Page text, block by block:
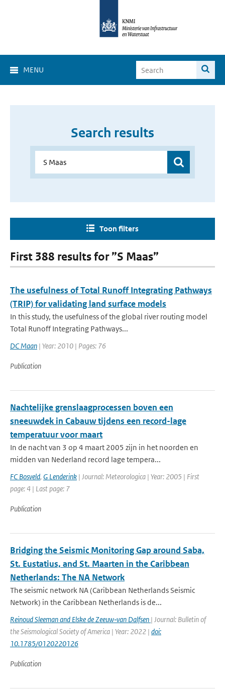
MENU
Search results
Toon filters
First 388 results for ”S Maas”
The usefulness of Total Runoff Integrating Pathways
(TRIP) for validating land surface models
In this study, the usefulness of the global river routing model
Total Runoff Integrating Pathways...
DC Maan | Year: 2010 | Pages: 76
Publication
Nachtelijke grenslaagprocessen boven een
sneeuwdek in Cabauw tijdens een record-lage
temperatuur voor maart
In de nacht van 3 op 4 maart 2005 zijn in het noorden en
midden van Nederland record lage tempera...
FC Bosveld, G Lenderink | Journal: Meteorologica | Year: 2005 | First
page: 4 | Last page: 7
Publication
Bridging the Seismic Monitoring Gap around Saba,
St. Eustatius, and St. Maarten in the Caribbean
Netherlands: The NA Network
The seismic network NA (Caribbean Netherlands Seismic
Network) in the Caribbean Netherlands is de...
Reinoud Sleeman and Elske de Zeeuw‐van Dalfsen | Journal: Bulletin of
the Seismological Society of America | Year: 2022 | doi:
10.1785/0120220126
Publication